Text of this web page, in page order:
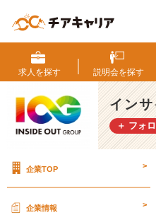
O
G
っ
て
ナ
ニ？】
え
求人を探す 説明会を探す
イン
＋ フォ
企業TOP >
企業情報 >